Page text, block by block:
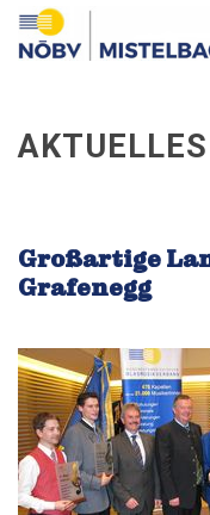
Über den
Funktionäre
Fotos
Großartige
Grafenegg